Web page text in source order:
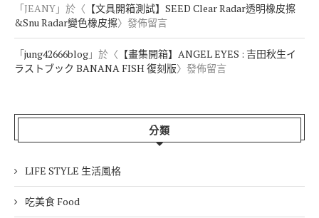
「JEANY 」於〈 【文具開箱測試】SEED Clear Radar透明橡皮擦
&Snu Radar變色橡皮擦〉發佈留言
「jung42666blog 」於〈 【畫集開箱】ANGEL EYES : 吉田秋生イ
ラストブック BANANA FISH 復刻版〉發佈留言
分類
LIFE STYLE 生活風格
吃美食 Food